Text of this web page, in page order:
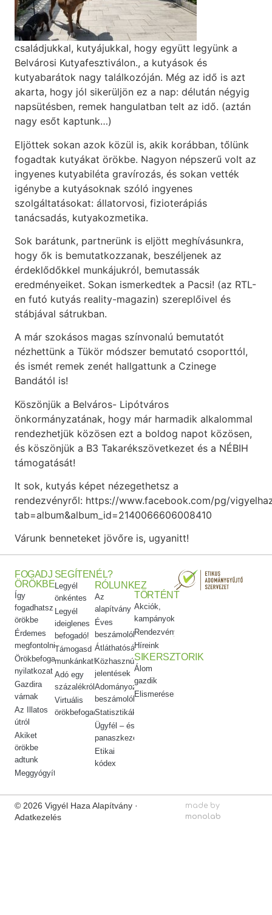
családjukkal, kutyájukkal, hogy együtt legyünk a
Belvárosi Kutyafesztiválon., a kutyások és
kutyabarátok nagy találkozóján. Még az idő is azt
akarta, hogy jól sikerüljön ez a nap: délután négyig
napsütésben, remek hangulatban telt az idő. (aztán
nagy esőt kaptunk…)
Eljöttek sokan azok közül is, akik korábban, tőlünk
fogadtak kutyákat örökbe. Nagyon népszerű volt az
ingyenes kutyabiléta gravírozás, és sokan vették
igénybe a kutyásoknak szóló ingyenes
szolgáltatásokat: állatorvosi, fizioterápiás
tanácsadás, kutyakozmetika.
Sok barátunk, partnerünk is eljött meghívásunkra,
hogy ők is bemutatkozzanak, beszéljenek az
érdeklődőkkel munkájukról, bemutassák
eredményeiket. Sokan ismerkedtek a Pacsi! (az RTL-
en futó kutyás reality-magazin) szereplőivel és
stábjával sátrukban.
A már szokásos magas színvonalú bemutatót
nézhettünk a Tükör módszer bemutató csoporttól,
és ismét remek zenét hallgattunk a Czinege
Bandától is!
Köszönjük a Belváros- Lipótváros
önkormányzatának, hogy már harmadik alkalommal
rendezhetjük közösen ezt a boldog napot közösen,
és köszönjük a B3 Takarékszövetkezet és a NÉBIH
támogatását!
It sok, kutyás képet nézegethetsz a
rendezvényről: https://www.facebook.com/pg/
tab=album&album_id=2140066606008410
Várunk benneteket jövőre is, ugyanitt!
FOGADJ
ÖRÖKBE
Így
fogadhatsz
örökbe
Érdemes
megfontolni
Örökbefogadói
nyilatkozat
Gazdira
várnak
Az Illatos
útról
Akiket
örökbe
adtunk
Meggyógyítottuk
SEGÍTENÉL?
Legyél
önkéntes
Legyél
ideiglenes
befogadó!
Támogasd
munkánkat!
Adó egy
százalékról
Virtuális
örökbefogadás
RÓLUNK
Az
alapítvány
Éves
beszámolók
Átláthatóság
Közhasznúsági
jelentések
Adományozási
beszámolók
Statisztikák
Ügyfél – és
panaszkezelés
Etikai
kódex
EZ
TÖRTÉNT
Akciók,
kampányok
Rendezvényeink
Híreink
SIKERSZTORIK
Álom
gazdik
Elismeréseink
© 2026 Vigyél Haza Alapítvány ·
Adatkezelés
made by
monolab